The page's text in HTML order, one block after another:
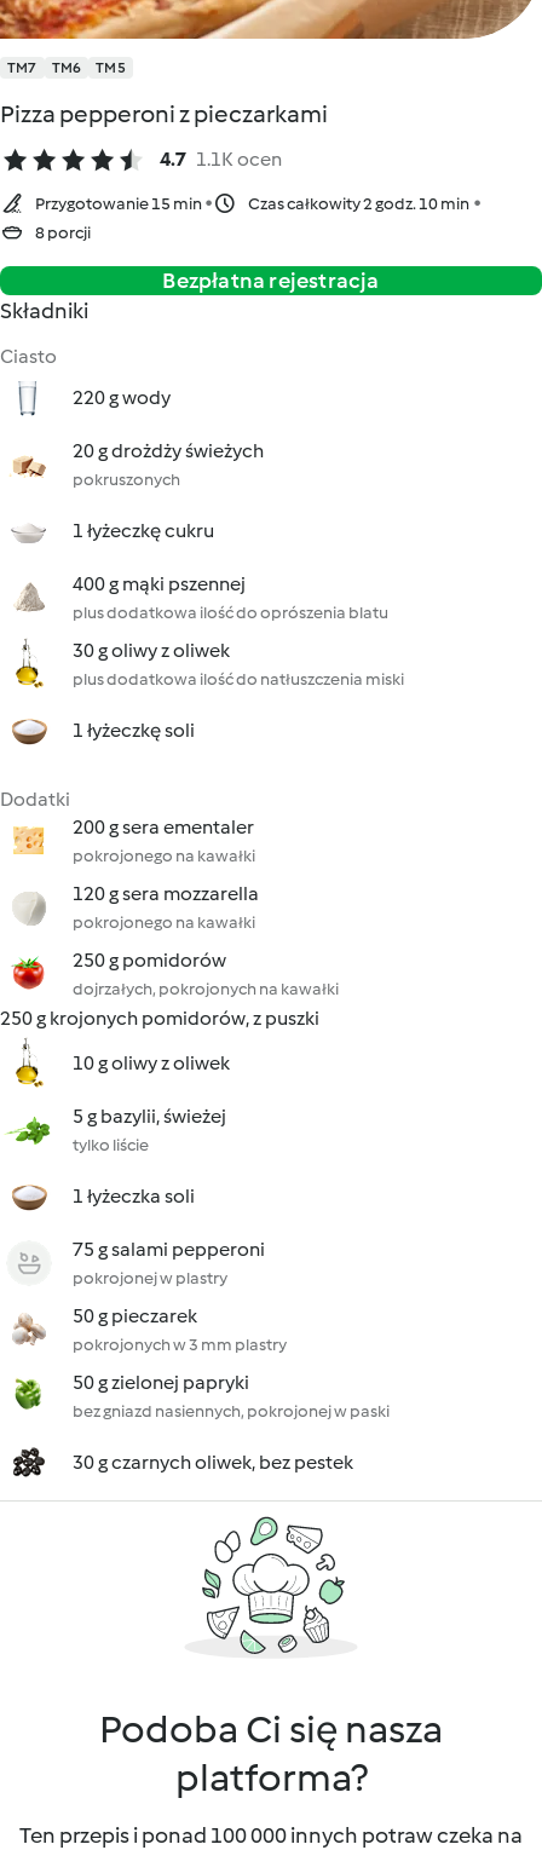
TM7 TM6 TM5
Pizza pepperoni z pieczarkami
4.7 1.1K ocen
Przygotowanie 15 min
Czas całkowity 2 godz. 10 min
8 porcji
Bezpłatna rejestracja
Składniki
Ciasto
220 g wody
20 g drożdży świeżych
pokruszonych
1 łyżeczkę cukru
400 g mąki pszennej
plus dodatkowa ilość do oprószenia blatu
30 g oliwy z oliwek
plus dodatkowa ilość do natłuszczenia miski
1 łyżeczkę soli
Dodatki
200 g sera ementaler
pokrojonego na kawałki
120 g sera mozzarella
pokrojonego na kawałki
250 g pomidorów
dojrzałych, pokrojonych na kawałki
250 g krojonych pomidorów, z puszki
10 g oliwy z oliwek
5 g bazylii, świeżej
tylko liście
1 łyżeczka soli
75 g salami pepperoni
pokrojonej w plastry
50 g pieczarek
pokrojonych w 3 mm plastry
50 g zielonej papryki
bez gniazd nasiennych, pokrojonej w paski
30 g czarnych oliwek, bez pestek
Podoba Ci się nasza
platforma?
Ten przepis i ponad 100 000 innych potraw czeka na